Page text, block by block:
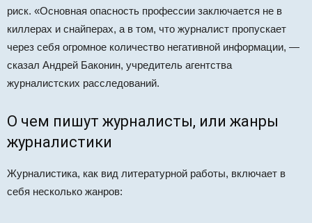
риск. «Основная опасность профессии заключается не в
киллерах и снайперах, а в том, что журналист пропускает
через себя огромное количество негативной информации, —
сказал Андрей Баконин, учредитель агентства
журналистских расследований.
О чем пишут журналисты, или жанры
журналистики
Журналистика, как вид литературной работы, включает в
себя несколько жанров: